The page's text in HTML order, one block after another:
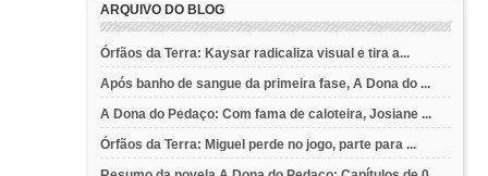
ARQUIVO DO BLOG
Órfãos da Terra: Kaysar radicaliza visual e tira a...
Após banho de sangue da primeira fase, A Dona do ...
A Dona do Pedaço: Com fama de caloteira, Josiane ...
Órfãos da Terra: Miguel perde no jogo, parte para ...